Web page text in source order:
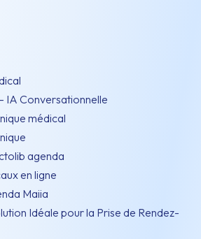
IA Conversationnelle
médical
agenda
en ligne
Maiia
Idéale pour la Prise de Rendez-